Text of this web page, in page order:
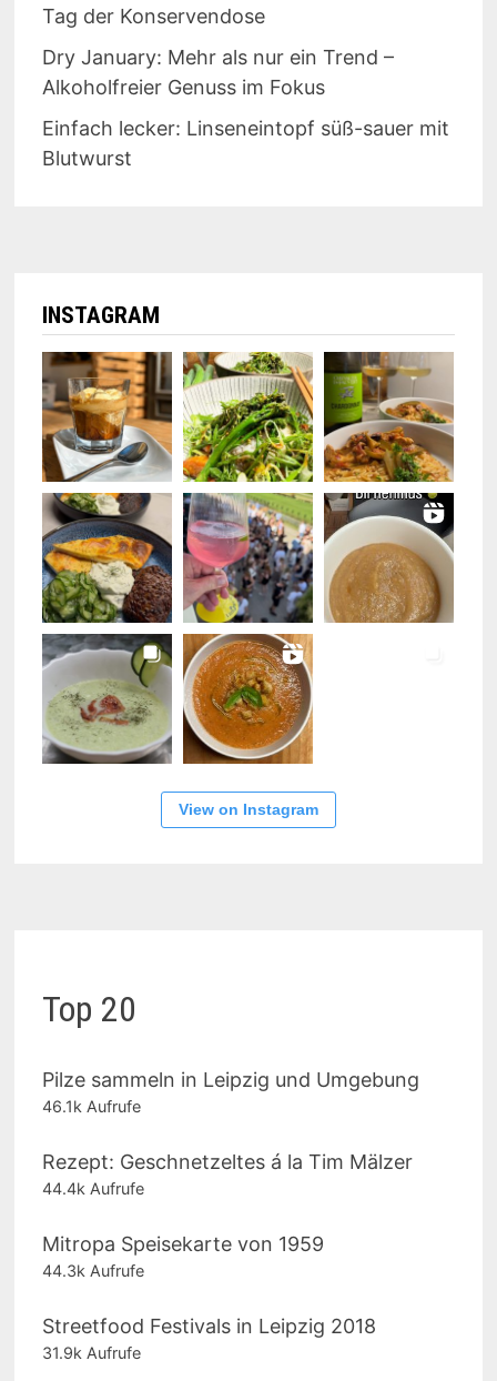
Tag der Konservendose
Dry January: Mehr als nur ein Trend –
Alkoholfreier Genuss im Fokus
Einfach lecker: Linseneintopf süß-sauer mit
Blutwurst
INSTAGRAM
View on Instagram
Top 20
Pilze sammeln in Leipzig und Umgebung
46.1k Aufrufe
Rezept: Geschnetzeltes á la Tim Mälzer
44.4k Aufrufe
Mitropa Speisekarte von 1959
44.3k Aufrufe
Streetfood Festivals in Leipzig 2018
31.9k Aufrufe